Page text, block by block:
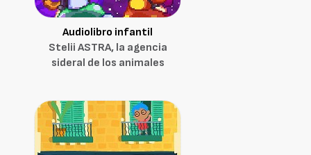
Audiolibro infantil
Stelii ASTRA, la agencia
sideral de los animales